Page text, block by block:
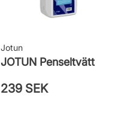
Jotun
JOTUN Penseltvätt
239 SEK